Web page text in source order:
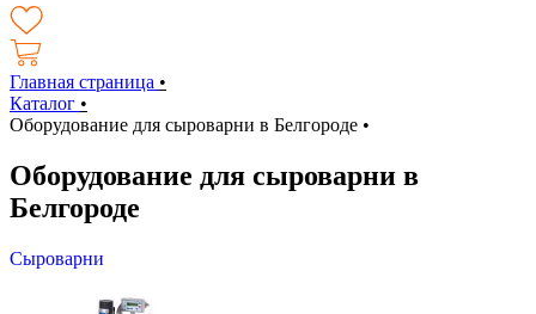
Главная страница •
Каталог •
Оборудование для сыроварни в Белгороде •
Оборудование для сыроварни в
Белгороде
Сыроварни